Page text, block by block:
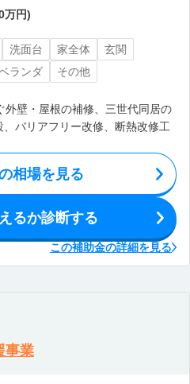
万円)
洗面台 家全体
玄関
ランダ
その他
壁・屋根の補修、三世代同居の
バリアフリー改修、断熱改修工
相場を見る
るか診断する
この補助金の詳細を見る
事業